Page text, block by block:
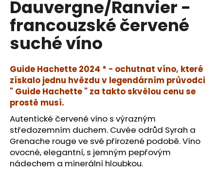
Dauvergne/Ranvier -
francouzské červené
suché víno
Guide Hachette 2024 * - ochutnat víno, které
získalo jednu hvězdu v legendárním průvodci
" Guide Hachette " za takto skvělou cenu se
prostě musí.
Autentické červené víno s výrazným
středozemním duchem. Cuvée odrůd Syrah a
Grenache rouge ve své přirozené podobě. Víno
ovocné, elegantní, s jemným pepřovým
nádechem a minerální hloubkou.
a
j
í
t
?
D
o